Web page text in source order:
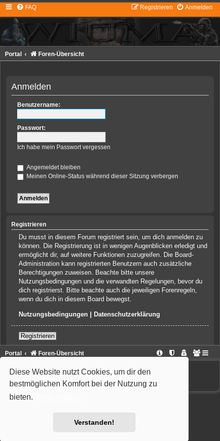
Diese Website nutzt Cookies, um dir den
bestmöglichen Komfort bei der Nutzung zu
bieten.
Verstanden!
FAQ Anmelden
Registrieren
Portal Foren-Übersicht
Anmelden
Benutzername:
Passwort:
Ich habe mein Passwort vergessen
Angemeldet bleiben
Meinen Online-Status während dieser Sitzung verbergen
Registrieren
Du musst in diesem Forum registriert sein, um dich anmelden zu
können. Die Registrierung ist in wenigen Augenblicken erledigt und
ermöglicht dir, auf weitere Funktionen zuzugreifen. Die Board-
Administration kann registrierten Benutzern auch zusätzliche
Berechtigungen zuweisen. Beachte bitte unsere
Nutzungsbedingungen und die verwandten Regelungen, bevor du
dich registrierst. Bitte beachte auch die jeweiligen Forenregeln,
wenn du dich in diesem Board bewegst.
Nutzungsbedingungen| Datenschutzerklärung
Registrieren
Portal Foren-Übersicht
Deutsche Übersetzung durchphpBB.de